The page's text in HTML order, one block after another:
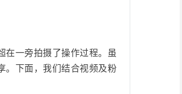
一旁拍摄了操作过程。
虽
下面，我们结合视频及粉